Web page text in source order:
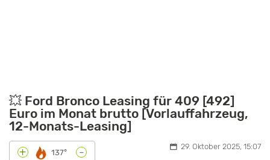
💥 Ford Bronco Leasing für 409 [492]
Euro im Monat brutto [Vorlauffahrzeug,
12-Monats-Leasing]
+ 137° - 29. Oktober 2025, 15:07